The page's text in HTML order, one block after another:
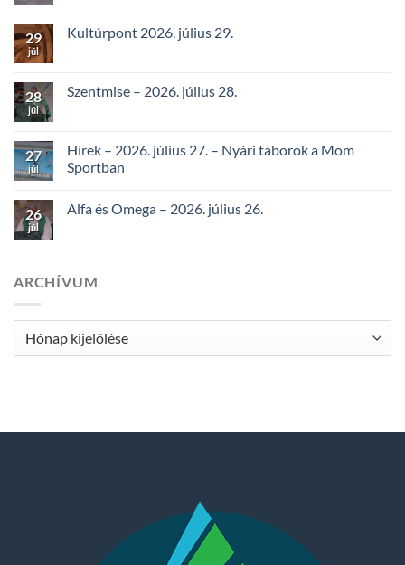
29
júl
Kultúrpont 2026. július 29.
28
júl
Szentmise – 2026. július 28.
27
júl
Hírek – 2026. július 27. – Nyári táborok a Mom
Sportban
26
júl
Alfa és Omega – 2026. július 26.
ARCHÍVUM
Archívum